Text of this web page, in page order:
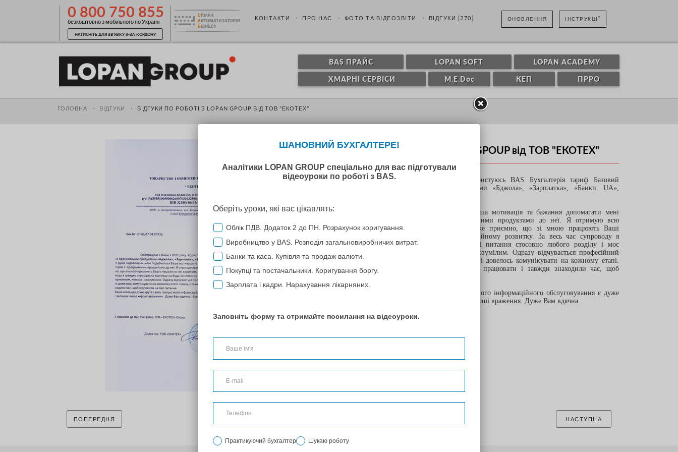
0 800 750 855
безкоштовно з мобільного по Україні
НАТИСНІТЬ ДЛЯ ЗВ'ЯЗКУ З-ЗА КОРДОНУ
КОНТАКТИ ПРО НАС ФОТО ТА ВІДЕОЗВІТИ ВІДГУКИ [270] ОНОВЛЕННЯ ІНСТРУКЦІЇ
BAS ПРАЙС LOPAN SOFT
LOPAN ACADEMY
ХМАРНІ СЕРВІСИ
M.E.Doc КЕП ПРРО
ГОЛОВНА ВІДГУКИ ВІДГУКИ ПО РОБОТІ З LOPAN GPOUP ВІД ТОВ "ЕКОТЕХ"
Відгуки по роботі з LOPAN GPOUP від ТОВ "ЕКОТЕХ"
Співпрацюю з Вами з 2021 року. Користуюсь BAS Бухгалтерія тариф Базовий
оптимальний та програмними продуктами «Бджола», «Зарплатка», «Банки. UA»,
Я дуже задоволена, мені подобається Ваша мотивація та бажання допомагати мені
освоювати BAS Бухгалтерію з програмними продуктами до неї. Я отримую всю
необхідну мені інформацію вчасно. Дуже приємно, що зі мною працюють Ваші
спеціалісти, які сприяють моєму професійному розвитку. За весь час супроводу я
швидко отримувала відповіді на будь-які питання стосовно любого розділу і моє
спілкування було приємним, легким і зрозумілим. Одразу відчувається професійний
підхід кожного члена команди з ким мені довелось комунікувати на кожному етапі.
Навіть у тяжкі часи Ви не переставали працювати і завжди знаходили час, щоб
відповісти на мої питання.
Ваша команда дуже крута і весь процес мого інформаційного обслуговування є дуже
ефективним, швидким і залишає лише хороші враження. Дуже Вам вдячна.
ПОПЕРЕДНЯ 11 12 НАСТУПНА